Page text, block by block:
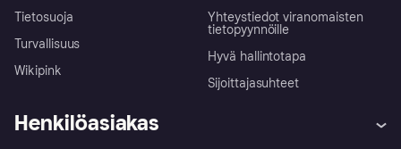
Tietosuoja
Turvallisuus
Wikipink
Yhteystiedot viranomaisten
tietopyynnöille
Hyvä hallintotapa
Sijoittajasuhteet
Henkilöasiakas